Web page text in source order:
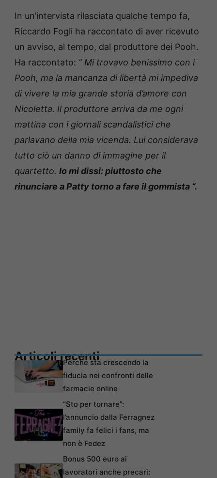
In un’intervista rilasciata qualche tempo fa,
Riccardo Fogli ha raccontato di aver ricevuto
un avviso, al tempo, dal produttore dei Pooh.
Ha raccontato: ” Mi trovavo benissimo con i
Pooh, ma la mancanza di libertà mi impediva
di vivere la mia grande storia d’amore con
Nicoletta. Il produttore arriva da me ogni
mattina con i giornali scandalistici che
parlavano della mia vicenda. Lui considerava
tutto ciò un danno di immagine per il
quartetto. Io mi dissi: piuttosto che
rinunciare a Patty torno a fare il gommista “.
Articoli recentiPerché sta crescendo la
fiducia nei confronti delle
farmacie online
“Sto per tornare”:
l’annuncio dalla Ferragnez
family fa felici i fans, ma
non è Fedez
Bonus 500 euro ai
lavoratori anche precari: